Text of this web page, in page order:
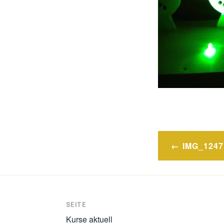
PostIMG_1247
SEITE
Kurse aktuell